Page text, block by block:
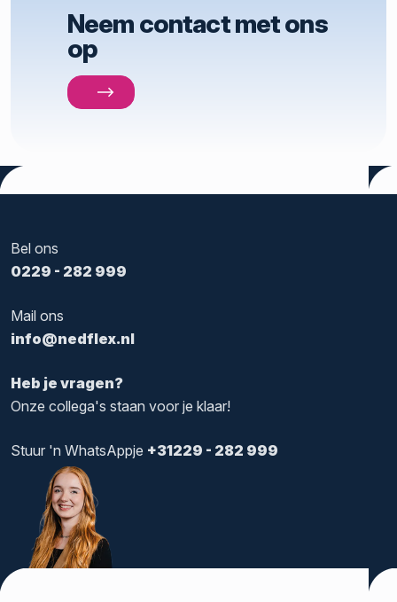
Neem contact met ons
op
Heb je vragen?
Onze collega's staan voor je klaar!
Bel ons
0229 - 282 999
Mail ons
info@nedflex.nl
Stuur 'n WhatsAppje +31229 - 282 999